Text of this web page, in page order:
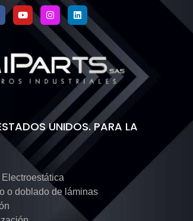
UNIDOS. PARA LA
Electroestática
o doblado de láminas